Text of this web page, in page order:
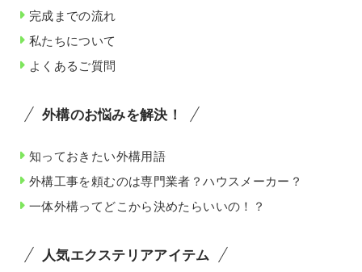
完成までの流れ
私たちについて
よくあるご質問
外構のお悩みを解決！
知っておきたい外構用語
外構工事を頼むのは専門業者？ハウスメーカー？
一体外構ってどこから決めたらいいの！？
人気エクステリアアイテム